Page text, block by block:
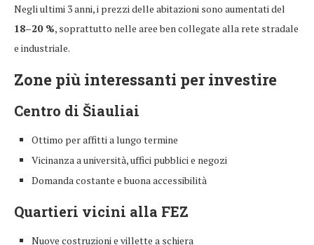
Negli ultimi 3 anni, i prezzi delle abitazioni sono aumentati del
18–20 %, soprattutto nelle aree ben collegate alla rete stradale
e industriale.
Zone più interessanti per investire
Centro di Šiauliai
Ottimo per affitti a lungo termine
Vicinanza a università, uffici pubblici e negozi
Domanda costante e buona accessibilità
Quartieri vicini alla FEZ
Nuove costruzioni e villette a schiera